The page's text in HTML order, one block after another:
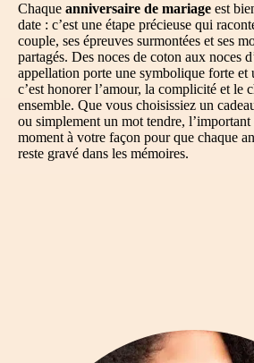
Chaque anniversaire de mariage est
date : c’est une étape précieuse qui
couple, ses épreuves surmontées et ses
partagés. Des noces de coton aux noces
appellation porte une symbolique forte et
c’est honorer l’amour, la complicité et le
ensemble. Que vous choisissiez un
ou simplement un mot tendre, l’important
moment à votre façon pour que chaque
reste gravé dans les mémoires.